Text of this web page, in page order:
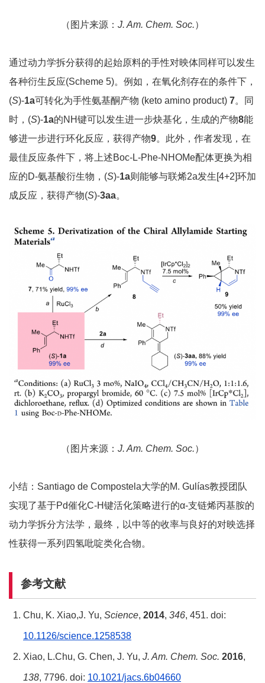
（图片来源： J. Am. Chem. Soc.）
通过动力学拆分获得的起始原料的手性对映体同样可以发生
各种衍生反应(Scheme 5)。例如，在氧化剂存在的条件下，
(S)-1a可转化为手性氨基酮产物 (keto amino product) 7。同
时，(S)-1a的NH键可以发生进一步炔基化，生成的产物8能
够进一步进行环化反应，获得产物9。此外，作者发现，在
最佳反应条件下，将上述Boc-L-Phe-NHOMe配体更换为相
应的D-氨基酸衍生物，(S)-1a则能够与联烯2a发生[4+2]环加
成反应，获得产物(S)-3aa。
（图片来源： J. Am. Chem. Soc.）
小结：Santiago de Compostela大学的M. Gulías教授团队
实现了基于Pd催化C-H键活化策略进行的α-支链烯丙基胺的
动力学拆分方法学，最终，以中等的收率与良好的对映选择
性获得一系列四氢吡啶类化合物。
参考文献
Chu, K. Xiao,J. Yu, Science, 2014, 346, 451. doi:
10.1126/science.1258538
Xiao, L.Chu, G. Chen, J. Yu, J. Am. Chem. Soc. 2016,
138, 7796. doi: 10.1021/jacs.6b04660